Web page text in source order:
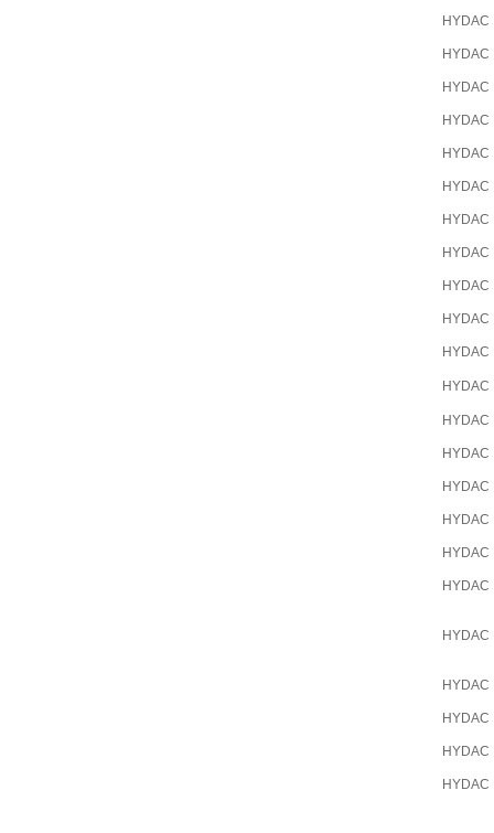
HYDAC
HYDAC
HYDAC
HYDAC
HYDAC
HYDAC
HYDAC
HYDAC
HYDAC
HYDAC
HYDAC
HYDAC
HYDAC
HYDAC
HYDAC
HYDAC
HYDAC
HYDAC
HYDAC
HYDAC
HYDAC
HYDAC
HYDAC